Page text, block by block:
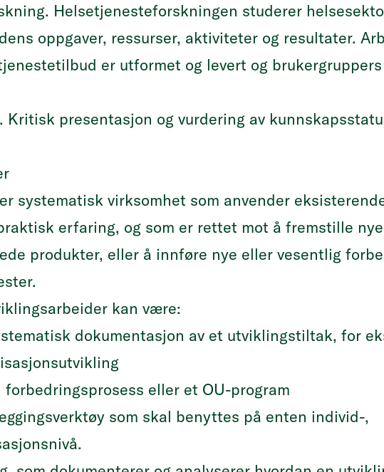
Helsetjenesteforskningen studerer
oppgaver, ressurser, aktiviteter og resultater.
er utformet og levert og
Kritisk presentasjon og vurdering av
systematisk virksomhet som anvender
erfaring, og som er rettet mot å fremstille
produkter, eller å innføre nye eller vesentlig
kan være:
dokumentasjon av et utviklingstiltak, for
forbedringsprosess eller et OU-program
som skal benyttes på enten individ-,